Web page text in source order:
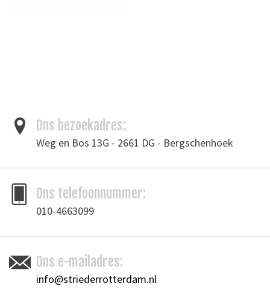
Ons bezoekadres:
Weg en Bos 13G - 2661 DG - Bergschenhoek
Ons telefoonnummer:
010-4663099
Ons e-mailadres:
info@striederrotterdam.nl